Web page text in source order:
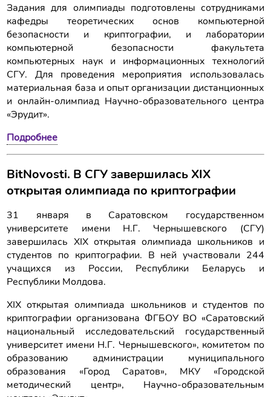
Задания для олимпиады подготовлены сотрудниками
кафедры теоретических основ компьютерной
безопасности и криптографии, и лаборатории
компьютерной безопасности факультета
компьютерных наук и информационных технологий
СГУ. Для проведения мероприятия использовалась
материальная база и опыт организации дистанционных
и онлайн-олимпиад Научно-образовательного центра
«Эрудит».
Подробнее
BitNovosti. В СГУ завершилась XIX
открытая олимпиада по криптографии
31 января в Саратовском государственном
университете имени Н.Г. Чернышевского (СГУ)
завершилась XIX открытая олимпиада школьников и
студентов по криптографии. В ней участвовали 244
учащихся из России, Республики Беларусь и
Республики Молдова.
XIX открытая олимпиада школьников и студентов по
криптографии организована ФГБОУ ВО «Саратовский
национальный исследовательский государственный
университет имени Н.Г. Чернышевского», комитетом по
образованию администрации муниципального
образования «Город Саратов», МКУ «Городской
методический центр», Научно-образовательным